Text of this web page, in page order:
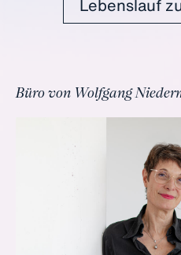
Lebenslauf
Büro von Wolfgang